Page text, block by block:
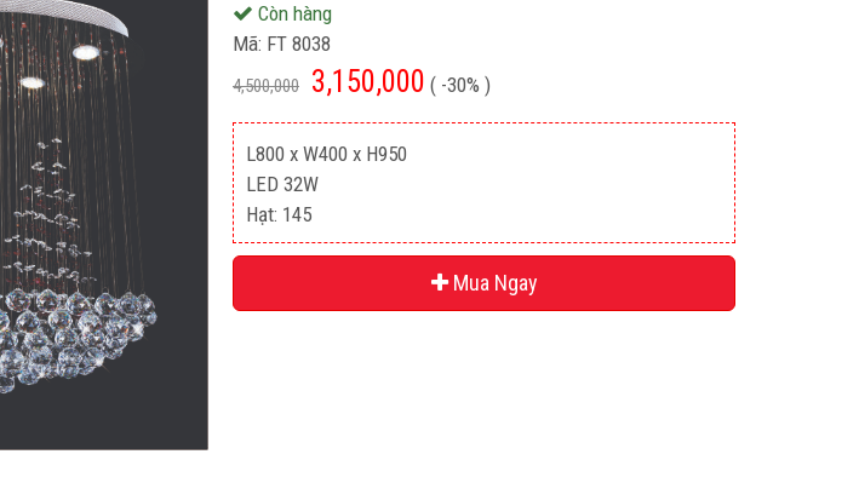
Còn hàng
Mã: FT 8038
4,500,000 3,150,000 ( -30% )
L800 x W400 x H950
LED 32W
Hạt: 145
Mua Ngay